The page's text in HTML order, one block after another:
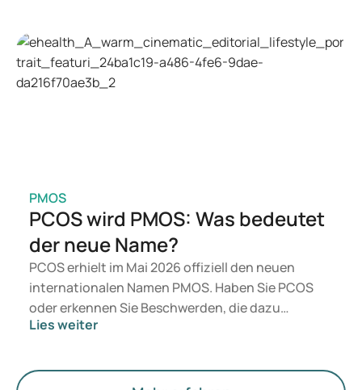
geeignet ist, entscheidet ein Arzt auf Basis Ihrer
gesundheitlichen Verfassung, Ihres BMI und Ihrer
aktuellen Medikation.
PMOS
PCOS wird PMOS: Was bedeutet
der neue Name?
PCOS erhielt im Mai 2026 offiziell den neuen
internationalen Namen PMOS. Haben Sie PCOS
oder erkennen Sie Beschwerden, die dazu
passen? Medizinisch ändert sich vorerst nichts.
Hormone, den Stoffwechsel und die Funktion der
Lies weiter